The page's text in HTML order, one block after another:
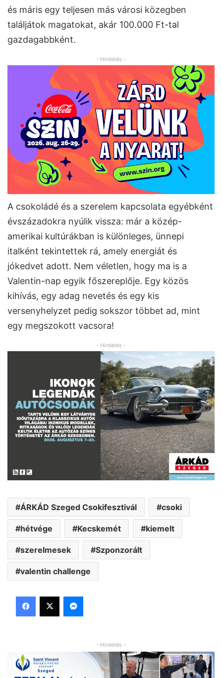
és máris egy teljesen más városi közegben
találjátok magatokat, akár 100.000 Ft-tal
gazdagabbként.
- Hirdetés -
A csokoládé és a szerelem kapcsolata egyébként
évszázadokra nyúlik vissza: már a közép-
amerikai kultúrákban is különleges, ünnepi
italként tekintettek rá, amely energiát és
jókedvet adott. Nem véletlen, hogy ma is a
Valentin-nap egyik főszereplője. Egy közös
kihívás, egy adag nevetés és egy kis
versenyhelyzet pedig sokszor többet ad, mint
egy megszokott vacsora!
- Hirdetés -
ÁRKÁD Szeged Csokifesztivál csoki
hétvége Kecskemét kiemelt
szerelmesek Szponzorált
valentin challenge
Facebook
X Messenger
- Hirdetés -